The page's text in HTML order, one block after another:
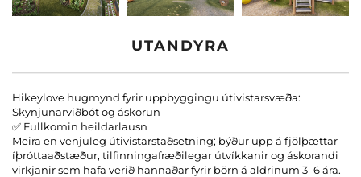
UTANDYRA
Hikeylove hugmynd fyrir uppbyggingu útivistarsvæða:
Skynjunarviðbót og áskorun
✅ Fullkomin heildarlausn
Meira en venjuleg útivistarstaðsetning; býður upp á fjölþættar
íþróttaaðstæður, tilfinningafræðilegar útvíkkanir og áskorandi
virkjanir sem hafa verið hannaðar fyrir börn á aldrinum 3–6 ára.